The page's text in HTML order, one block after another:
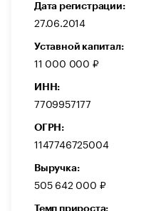
Дата регистрации:
27.06.2014
Уставной капитал:
11 000 000 ₽
ИНН:
7709957177
ОГРН:
1147746725004
Выручка:
505 642 000 ₽
Темп прироста: